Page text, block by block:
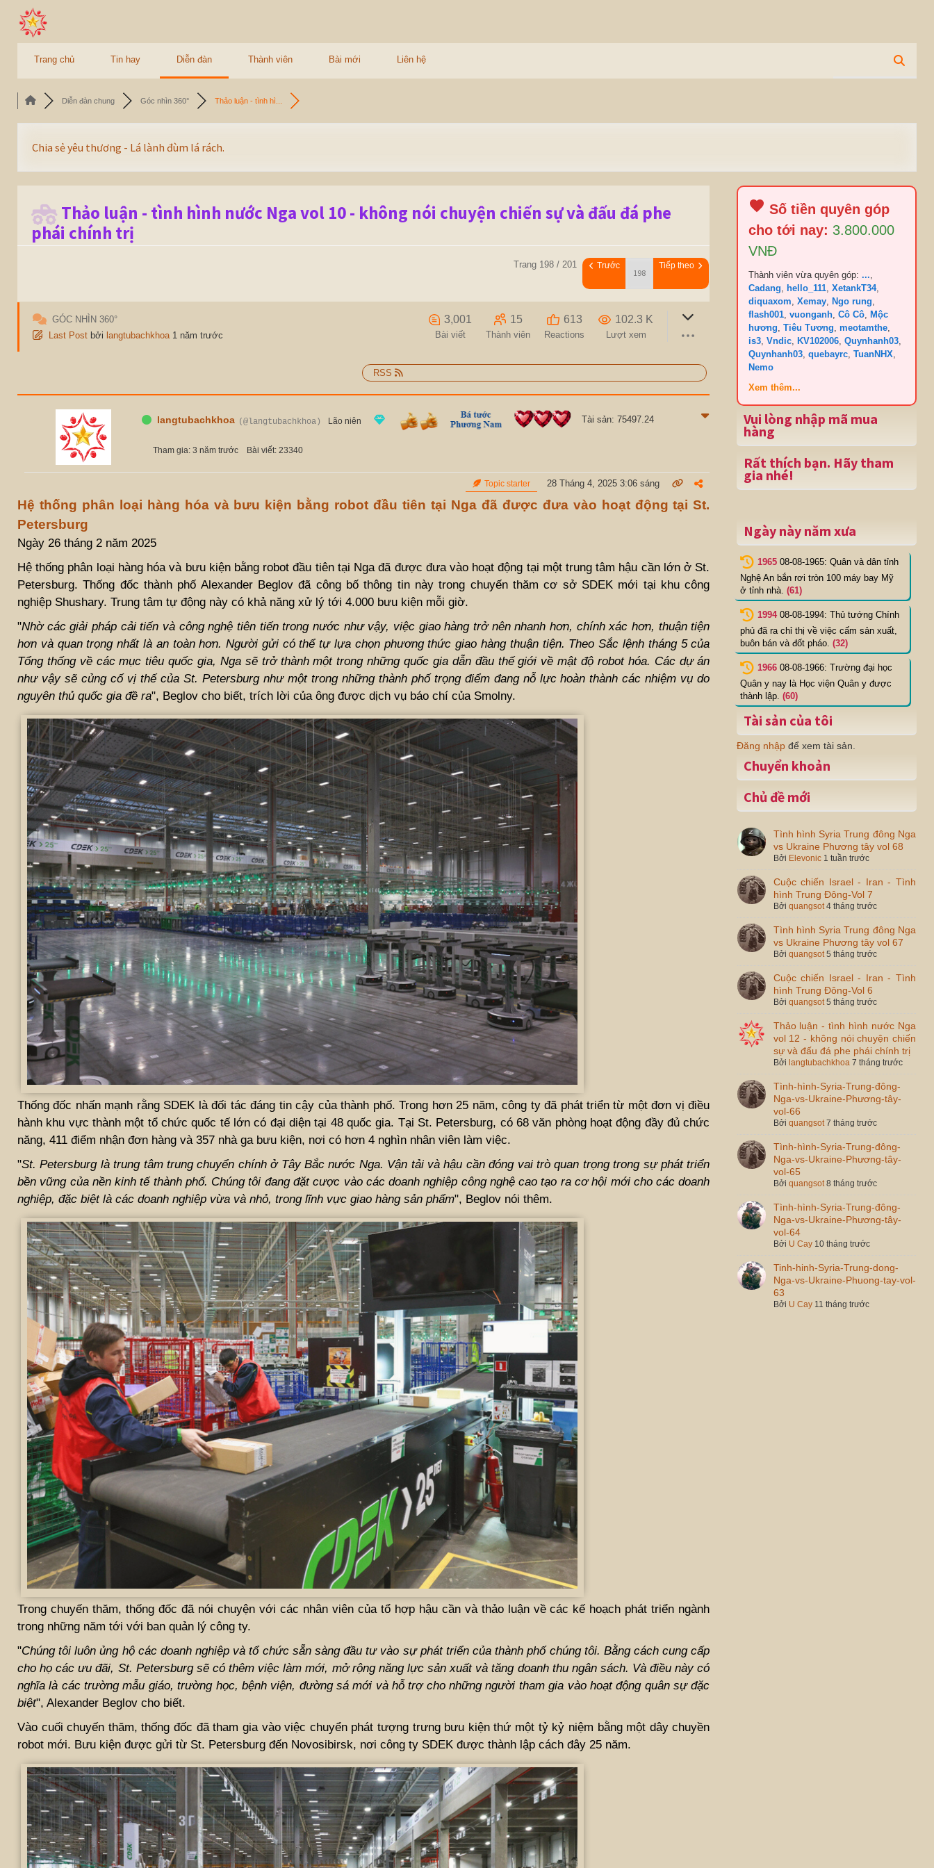
Trang chủ Tin hay Diễn đàn Thành viên Bài mới Liên hệ
Diễn đàn chung Góc nhìn 360° Thảo luận - tình hì...
Chia sẻ yêu thương - Lá lành đùm lá rách.
Thảo luận - tình hình nước Nga vol 10 - không nói chuyện chiến sự và đấu đá phe
phái chính trị
Trang 198 / 201 Trước Tiếp theo
GÓC NHÌN 360°
Last Post bởi langtubachkhoa 1 năm trước
3,001
Bài viết
15
Thành viên
613
Reactions
102.3 K
Lượt xem
RSS
langtubachkhoa (@langtubachkhoa) Lão niên Tài sản: 75497.24
Tham gia: 3 năm trước Bài viết: 23340
Topic starter 28 Tháng 4, 2025 3:06 sáng
Hệ thống phân loại hàng hóa và bưu kiện bằng robot đầu tiên tại Nga đã được đưa vào hoạt động tại St.
Petersburg
Ngày 26 tháng 2 năm 2025
Hệ thống phân loại hàng hóa và bưu kiện bằng robot đầu tiên tại Nga đã được đưa vào hoạt động tại một trung tâm hậu cần lớn ở St.
Petersburg. Thống đốc thành phố Alexander Beglov đã công bố thông tin này trong chuyến thăm cơ sở SDEK mới tại khu công
nghiệp Shushary. Trung tâm tự động này có khả năng xử lý tới 4.000 bưu kiện mỗi giờ.
"Nhờ các giải pháp cải tiến và công nghệ tiên tiến trong nước như vậy, việc giao hàng trở nên nhanh hơn, chính xác hơn, thuận tiện
hơn và quan trọng nhất là an toàn hơn. Người gửi có thể tự lựa chọn phương thức giao hàng thuận tiện. Theo Sắc lệnh tháng 5 của
Tổng thống về các mục tiêu quốc gia, Nga sẽ trở thành một trong những quốc gia dẫn đầu thế giới về mật độ robot hóa. Các dự án
như vậy sẽ củng cố vị thế của St. Petersburg như một trong những thành phố trọng điểm đang nỗ lực hoàn thành các nhiệm vụ do
nguyên thủ quốc gia đề ra", Beglov cho biết, trích lời của ông được dịch vụ báo chí của Smolny.
Thống đốc nhấn mạnh rằng SDEK là đối tác đáng tin cậy của thành phố. Trong hơn 25 năm, công ty đã phát triển từ một đơn vị điều
hành khu vực thành một tổ chức quốc tế lớn có đại diện tại 48 quốc gia. Tại St. Petersburg, có 68 văn phòng hoạt động đầy đủ chức
năng, 411 điểm nhận đơn hàng và 357 nhà ga bưu kiện, nơi có hơn 4 nghìn nhân viên làm việc.
"St. Petersburg là trung tâm trung chuyển chính ở Tây Bắc nước Nga. Vận tải và hậu cần đóng vai trò quan trọng trong sự phát triển
bền vững của nền kinh tế thành phố. Chúng tôi đang đặt cược vào các doanh nghiệp công nghệ cao tạo ra cơ hội mới cho các doanh
nghiệp, đặc biệt là các doanh nghiệp vừa và nhỏ, trong lĩnh vực giao hàng sản phẩm", Beglov nói thêm.
Trong chuyến thăm, thống đốc đã nói chuyện với các nhân viên của tổ hợp hậu cần và thảo luận về các kế hoạch phát triển ngành
trong những năm tới với ban quản lý công ty.
"Chúng tôi luôn ủng hộ các doanh nghiệp và tổ chức sẵn sàng đầu tư vào sự phát triển của thành phố chúng tôi. Bằng cách cung cấp
cho họ các ưu đãi, St. Petersburg sẽ có thêm việc làm mới, mở rộng năng lực sản xuất và tăng doanh thu ngân sách. Và điều này có
nghĩa là các trường mẫu giáo, trường học, bệnh viện, đường sá mới và hỗ trợ cho những người tham gia vào hoạt động quân sự đặc
biệt", Alexander Beglov cho biết.
Vào cuối chuyến thăm, thống đốc đã tham gia vào việc chuyển phát tượng trưng bưu kiện thứ một tỷ kỷ niệm bằng một dây chuyền
robot mới. Bưu kiện được gửi từ St. Petersburg đến Novosibirsk, nơi công ty SDEK được thành lập cách đây 25 năm.
Số tiền quyên góp
cho tới nay: 3.800.000
VNĐ
Thành viên vừa quyên góp:...,
Cadang, hello_111,XetankT34,
diquaxom,Xemay, Ngo rung,
flash001,vuonganh,Cô Cô, Mộc
hương,Tiêu Tương,meotamthe,
is3,Vndic, KV102006,Quynhanh03,
Quynhanh03,quebayrc,TuanNHX,
Nemo
Xem thêm...
Vui lòng nhập mã mua
hàng
Rất thích bạn. Hãy tham
gia nhé!
Ngày này năm xưa
1965 08-08-1965: Quân và dân tỉnh
Nghệ An bắn rơi tròn 100 máy bay Mỹ
ở tỉnh nhà. (61)
1994 08-08-1994: Thủ tướng Chính
phủ đã ra chỉ thị về việc cấm sản xuất,
buôn bán và đốt pháo. (32)
1966 08-08-1966: Trường đại học
Quân y nay là Học viện Quân y được
thành lập. (60)
Tài sản của tôi
Đăng nhập để xem tài sản.
Chuyển khoản
Chủ đề mới
Tình hình Syria Trung đông Nga
vs Ukraine Phương tây vol 68
Bởi Elevonic 1 tuần trước
Cuộc chiến Israel - Iran - Tình
hình Trung Đông-Vol 7
Bởi quangsot 4 tháng trước
Tình hình Syria Trung đông Nga
vs Ukraine Phương tây vol 67
Bởi quangsot 5 tháng trước
Cuộc chiến Israel - Iran - Tình
hình Trung Đông-Vol 6
Bởi quangsot 5 tháng trước
Thảo luận - tình hình nước Nga
vol 12 - không nói chuyện chiến
sự và đấu đá phe phái chính trị
Bởi langtubachkhoa 7 tháng trước
Tình-hình-Syria-Trung-đông-
Nga-vs-Ukraine-Phương-tây-
vol-66
Bởi quangsot 7 tháng trước
Tình-hình-Syria-Trung-đông-
Nga-vs-Ukraine-Phương-tây-
vol-65
Bởi quangsot 8 tháng trước
Tình-hình-Syria-Trung-đông-
Nga-vs-Ukraine-Phương-tây-
vol-64
Bởi U Cay 10 tháng trước
Tinh-hinh-Syria-Trung-dong-
Nga-vs-Ukraine-Phuong-tay-vol-
63
Bởi U Cay 11 tháng trước